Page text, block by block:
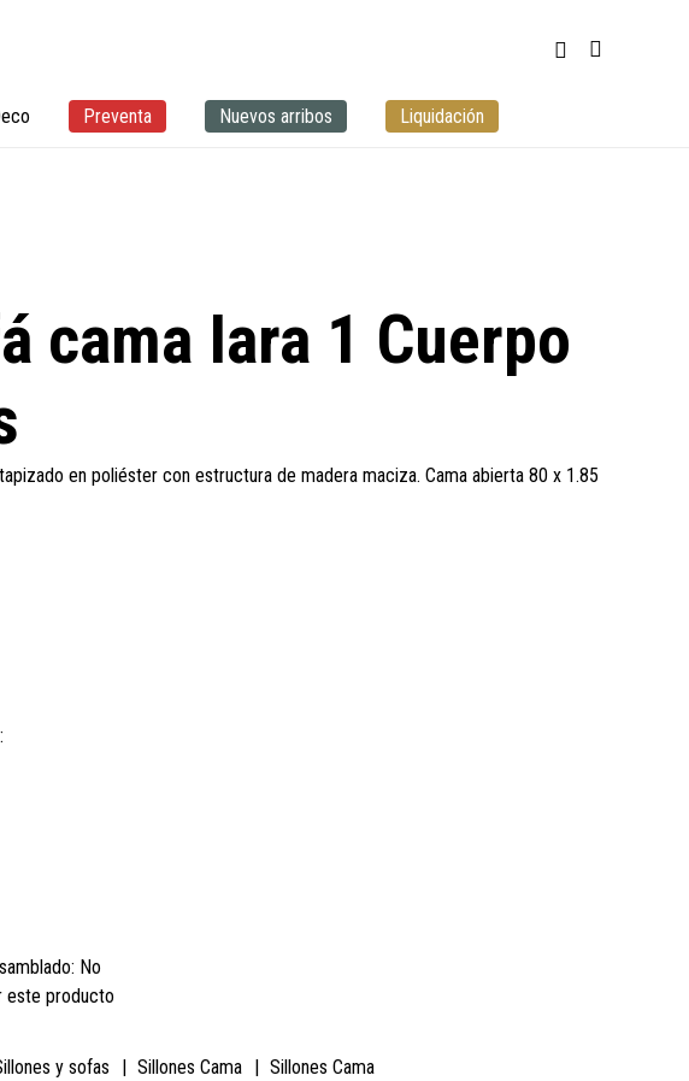
Preventa Nuevos arribos Liquidación
cama Iara 1 Cuerpo
en poliéster con estructura de madera maciza. Cama abierta 80 x 1.85
No
este producto
y sofas | Sillones Cama | Sillones Cama